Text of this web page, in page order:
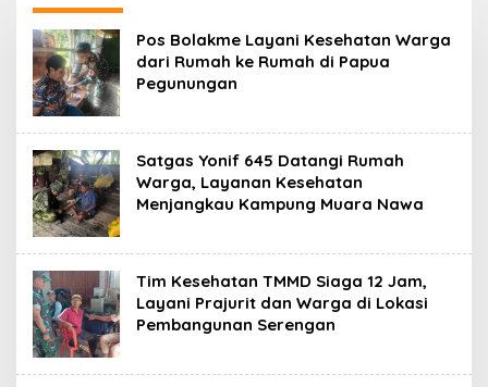
Pos Bolakme Layani Kesehatan Warga
dari Rumah ke Rumah di Papua
Pegunungan
Satgas Yonif 645 Datangi Rumah
Warga, Layanan Kesehatan
Menjangkau Kampung Muara Nawa
Tim Kesehatan TMMD Siaga 12 Jam,
Layani Prajurit dan Warga di Lokasi
Pembangunan Serengan